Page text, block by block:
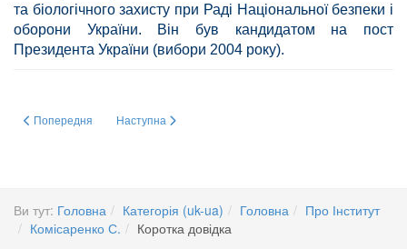
та біологічного захисту при Раді Національної безпеки і
оборони України. Він був кандидатом на пост
Президента України (вибори 2004 року).
Попередня стаття: ЗАСІДАННЯ ВЧЕНОЇ РАДИ 9 липня 2018 р.,14:30,
Попередня Наступна стаття: Золоті руки Країни
Наступна
Ви тут: Головна Категорія (uk-ua) Головна
Про Інститут
Комісаренко С.
Коротка довідка